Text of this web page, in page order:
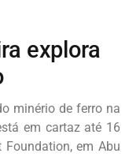
explora
minério de ferro na
em cartaz até 16
em Abu